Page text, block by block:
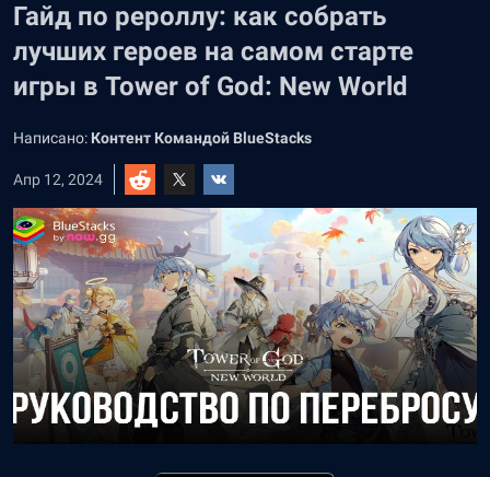
Гайд по рероллу: как собрать
лучших героев на самом старте
игры в Tower of God: New World
Написано: Контент Командой BlueStacks
Апр 12, 2024